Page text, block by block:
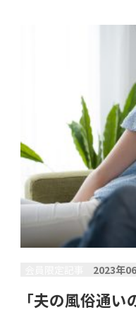
2023年
「夫の風俗通